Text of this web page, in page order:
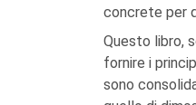
concrete per
Questo libro,
fornire i
sono